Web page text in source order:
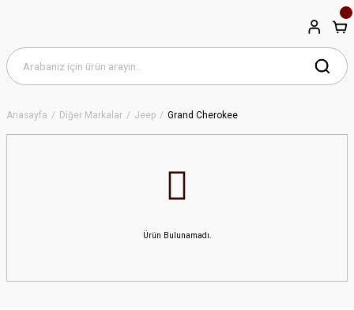
Anasayfa Diğer Markalar Jeep Grand Cherokee
Ürün Bulunamadı.